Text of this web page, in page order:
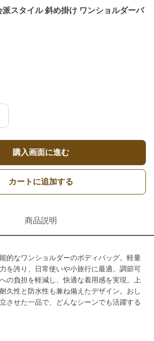
スタイル 斜め掛け ワンショルダーバ
購入画面に進む
カートに追加する
商品説明
的なワンショルダーのボディバッグ。軽量
を誇り、日常使いや小旅行に最適。調節可
の負担を軽減し、快適な着用感を実現。上
久性と防水性も兼ね備えたデザイン。おし
させた一品で、どんなシーンでも活躍する